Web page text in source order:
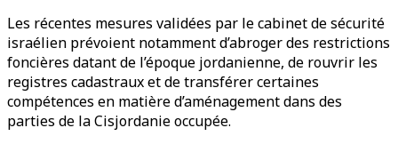
Les récentes mesures validées par le cabinet de sécurité
israélien prévoient notamment d’abroger des restrictions
foncières datant de l’époque jordanienne, de rouvrir les
registres cadastraux et de transférer certaines
compétences en matière d’aménagement dans des
parties de la Cisjordanie occupée.